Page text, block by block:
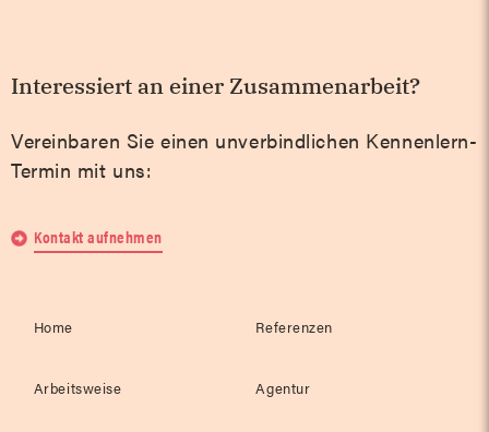
Interessiert an einer Zusammenarbeit?
Vereinbaren Sie einen unverbindlichen Kennenlern-
Termin mit uns:
Kontakt aufnehmen
Home
Arbeitsweise
Referenzen
Agentur